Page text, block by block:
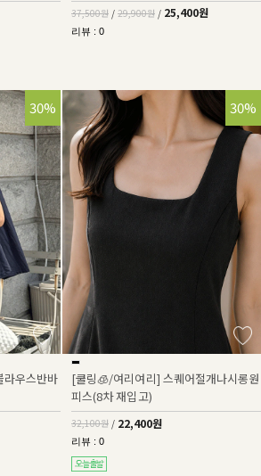
37,500원 / 29,900원 / 25,400원
리뷰 : 0
30%
우스반바
30%
[쿨링🧊/여리여리] 스퀘어절개나시롱원
피스(8차 재입고)
32,100원 / 22,400원
리뷰 : 0